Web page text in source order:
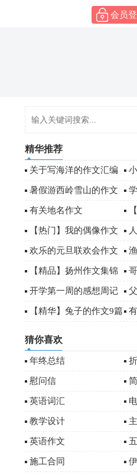
会员
精华推荐
关于写海洋的作文汇编
八篇 字
暑假游西岭雪山的作文
有关地名作文
模
【热门】我的偶像作文
500字4篇
欢乐的元旦联欢会作文
500字
【精品】扬州作文集锦
八篇
开学第一周的感想周记
600字
【精华】兔子的作文9篇
猜你喜欢
年终总结
慰问信
英语词汇
教学设计
英语作文
施工合同